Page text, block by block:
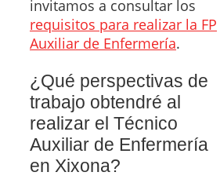
invitamos a consultar los
requisitos para realizar la FP
Auxiliar de Enfermería.
¿Qué perspectivas de
trabajo obtendré al
realizar el Técnico
Auxiliar de Enfermería
en Xixona?